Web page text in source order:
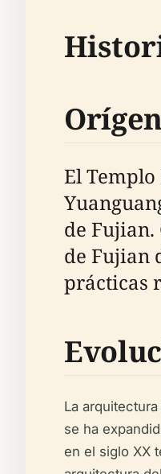
El
de
de Fujian
prácticas
La
se ha
en el siglo XX